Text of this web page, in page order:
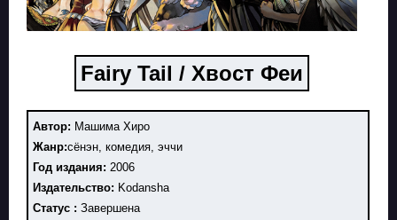
Fairy Tail / Хвост Феи
Автор: Машима Хиро
Жанр:сёнэн, комедия, эччи
Год издания: 2006
Издательство: Kodansha
Статус : Завершена